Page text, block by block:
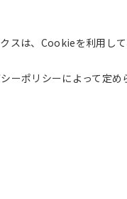
スは、Cookieを利用し
ポリシーによって定め